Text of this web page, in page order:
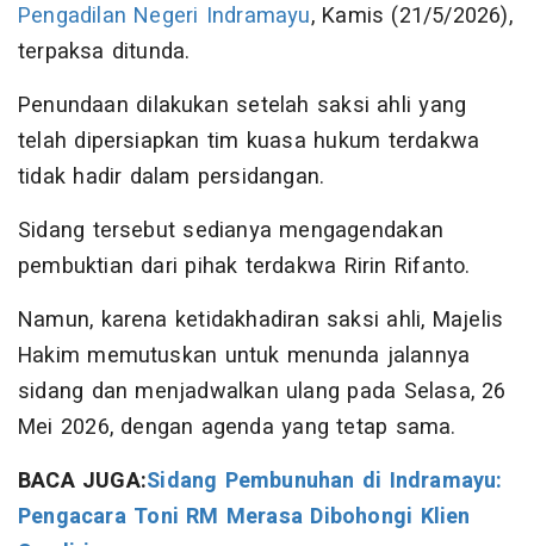
Pengadilan Negeri Indramayu, Kamis (21/5/2026),
terpaksa ditunda.
Penundaan dilakukan setelah saksi ahli yang
telah dipersiapkan tim kuasa hukum terdakwa
tidak hadir dalam persidangan.
Sidang tersebut sedianya mengagendakan
pembuktian dari pihak terdakwa Ririn Rifanto.
Namun, karena ketidakhadiran saksi ahli, Majelis
Hakim memutuskan untuk menunda jalannya
sidang dan menjadwalkan ulang pada Selasa, 26
Mei 2026, dengan agenda yang tetap sama.
BACA JUGA:Sidang Pembunuhan di Indramayu:
Pengacara Toni RM Merasa Dibohongi Klien